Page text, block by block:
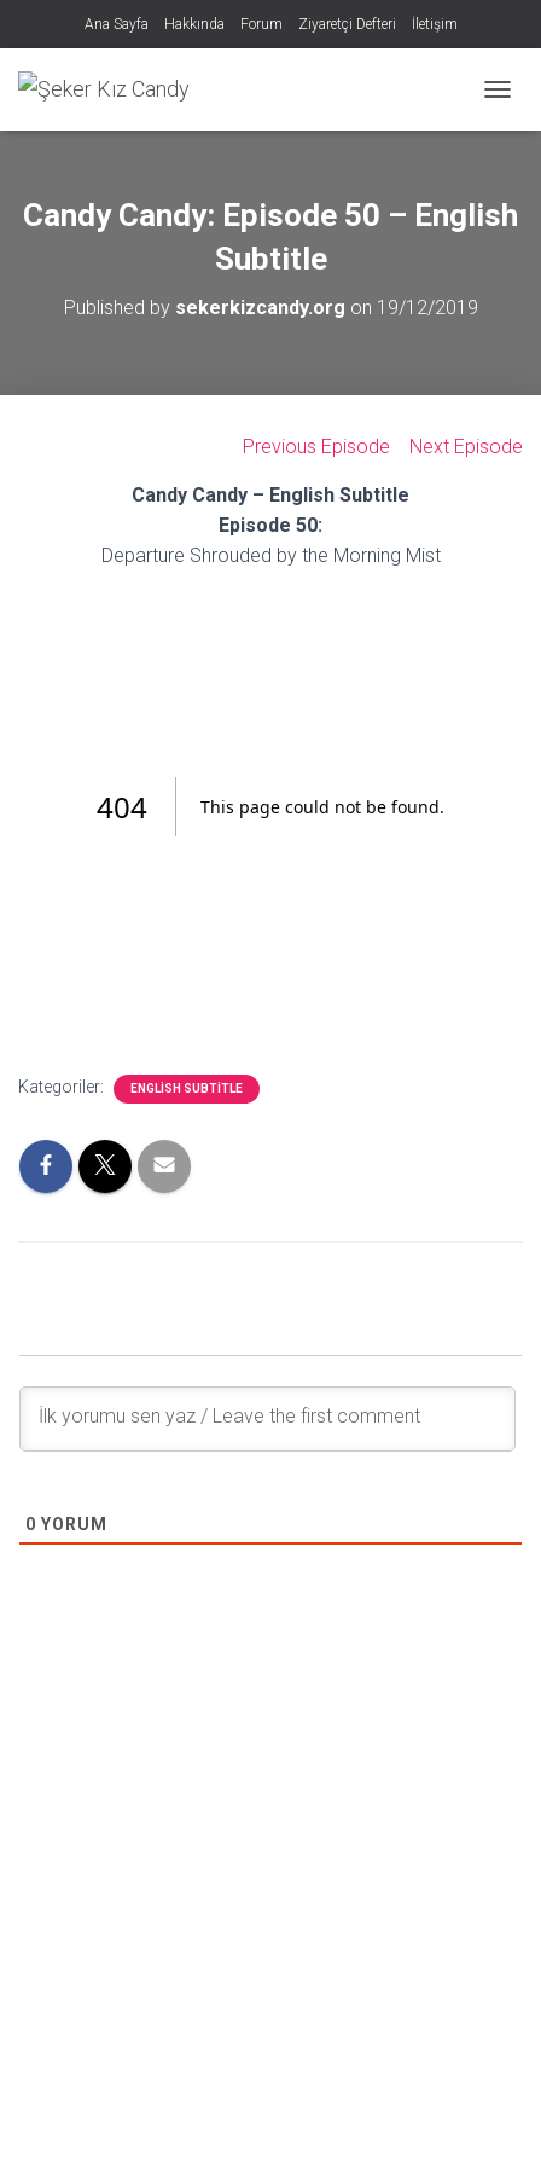
Ana Sayfa Hakkında Forum Ziyaretçi Defteri İletişim
Candy Candy: Episode 50 – English
Subtitle
Published by sekerkizcandy.org on 19/12/2019
Previous Episode Next Episode
Candy Candy – English Subtitle
Episode 50:
Departure Shrouded by the Morning Mist
Kategoriler: ENGLISH SUBTITLE
0 YORUM